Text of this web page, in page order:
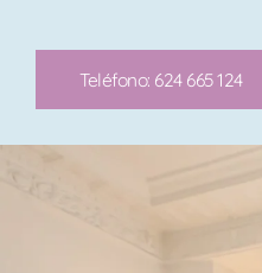
Teléfono: 624 665 124